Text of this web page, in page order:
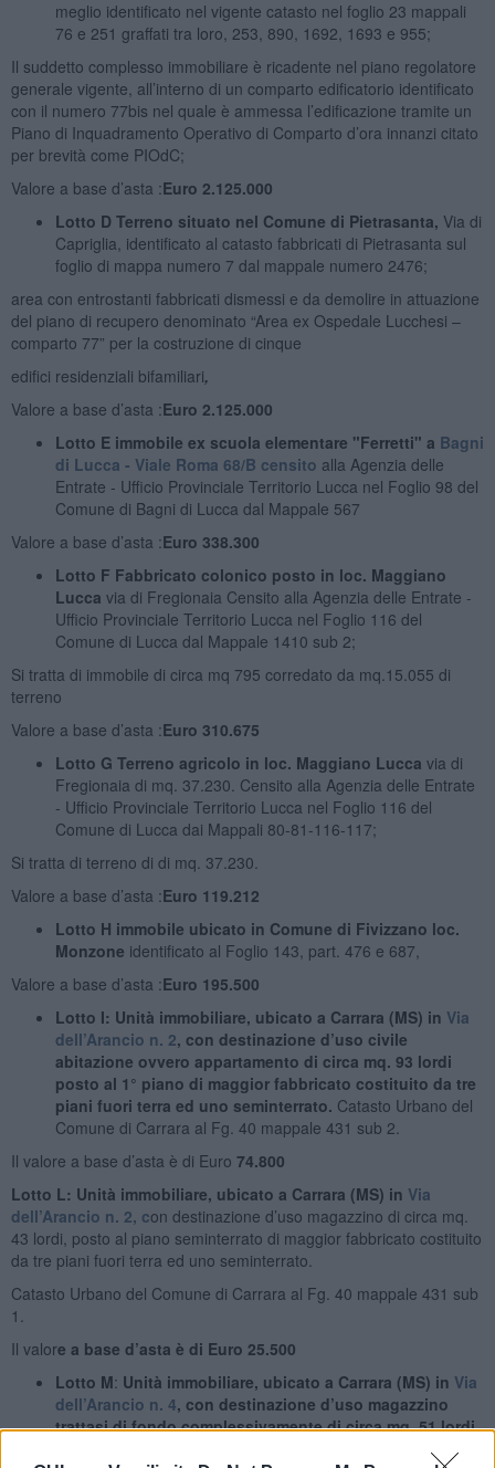
meglio identificato nel vigente catasto nel foglio 23 mappali
76 e 251 graffati tra loro, 253, 890, 1692, 1693 e 955;
Il suddetto complesso immobiliare è ricadente nel piano regolatore
generale vigente, all’interno di un comparto edificatorio identificato
con il numero 77bis nel quale è ammessa l’edificazione tramite un
Piano di Inquadramento Operativo di Comparto d’ora innanzi citato
per brevità come PIOdC;
Valore a base d’asta :Euro 2.125.000
Lotto D Terreno situato nel Comune di Pietrasanta, Via di
Capriglia, identificato al catasto fabbricati di Pietrasanta sul
foglio di mappa numero 7 dal mappale numero 2476;
area con entrostanti fabbricati dismessi e da demolire in attuazione
del piano di recupero denominato “Area ex Ospedale Lucchesi –
comparto 77” per la costruzione di cinque
edifici residenziali bifamiliari,
Valore a base d’asta :Euro 2.125.000
Lotto E immobile ex scuola elementare "Ferretti" a Bagni
di Lucca - Viale Roma 68/B censito alla Agenzia delle
Entrate - Ufficio Provinciale Territorio Lucca nel Foglio 98 del
Comune di Bagni di Lucca dal Mappale 567
Valore a base d’asta :Euro 338.300
Lotto F Fabbricato colonico posto in loc. Maggiano
Lucca via di Fregionaia Censito alla Agenzia delle Entrate -
Ufficio Provinciale Territorio Lucca nel Foglio 116 del
Comune di Lucca dal Mappale 1410 sub 2;
Si tratta di immobile di circa mq 795 corredato da mq.15.055 di
terreno
Valore a base d’asta :Euro 310.675
Lotto G Terreno agricolo in loc. Maggiano Lucca via di
Fregionaia di mq. 37.230. Censito alla Agenzia delle Entrate
- Ufficio Provinciale Territorio Lucca nel Foglio 116 del
Comune di Lucca dai Mappali 80-81-116-117;
Si tratta di terreno di di mq. 37.230.
Valore a base d’asta :Euro 119.212
Lotto H immobile ubicato in Comune di Fivizzano loc.
Monzone identificato al Foglio 143, part. 476 e 687,
Valore a base d’asta :Euro 195.500
Lotto I: Unità immobiliare, ubicato a Carrara (MS) in Via
dell’Arancio n. 2, con destinazione d’uso civile
abitazione ovvero appartamento di circa mq. 93 lordi
posto al 1° piano di maggior fabbricato costituito da tre
piani fuori terra ed uno seminterrato. Catasto Urbano del
Comune di Carrara al Fg. 40 mappale 431 sub 2.
Il valore a base d’asta è di Euro 74.800
Lotto L: Unità immobiliare, ubicato a Carrara (MS) in Via
dell’Arancio n. 2, con destinazione d’uso magazzino di circa mq.
43 lordi, posto al piano seminterrato di maggior fabbricato costituito
da tre piani fuori terra ed uno seminterrato.
Catasto Urbano del Comune di Carrara al Fg. 40 mappale 431 sub
1.
Il valore a base d’asta è di Euro 25.500
Lotto M: Unità immobiliare, ubicato a Carrara (MS) in Via
dell’Arancio n. 4, con destinazione d’uso magazzino
trattasi di fondo complessivamente di circa mq. 51 lordi
.Catasto Urbano del Comune di